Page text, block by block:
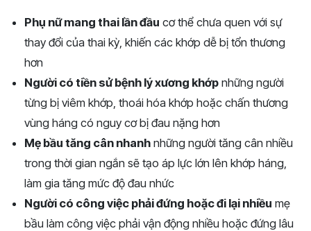
Phụ nữ mang thai lần đầu cơ thể chưa quen với sự
thay đổi của thai kỳ, khiến các khớp dễ bị tổn thương
hơn
Người có tiền sử bệnh lý xương khớp những người
từng bị viêm khớp, thoái hóa khớp hoặc chấn thương
vùng háng có nguy cơ bị đau nặng hơn
Mẹ bầu tăng cân nhanh những người tăng cân nhiều
trong thời gian ngắn sẽ tạo áp lực lớn lên khớp háng,
làm gia tăng mức độ đau nhức
Người có công việc phải đứng hoặc đi lại nhiều mẹ
bầu làm công việc phải vận động nhiều hoặc đứng lâu